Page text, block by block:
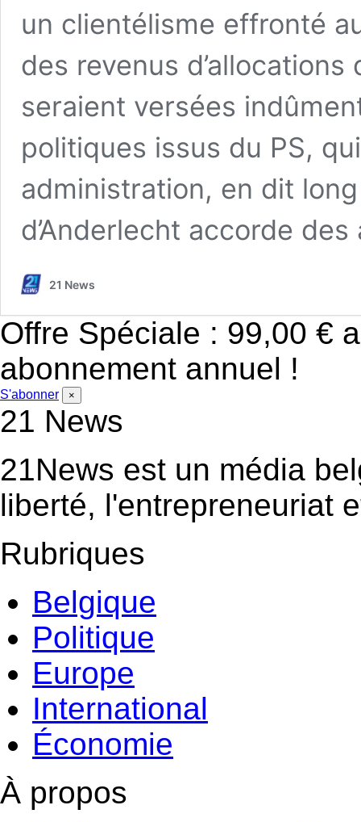
un clientélisme effronté
des revenus d’allocations
seraient versées
politiques issus du PS,
administration, en dit
d’Anderlecht accorde
21 News
Offre Spéciale : 99,00 €
abonnement annuel !
S'abonner ×
21 News
21News est un média
liberté, l'entrepreneuriat
Rubriques
Belgique
Politique
Europe
International
Économie
À propos